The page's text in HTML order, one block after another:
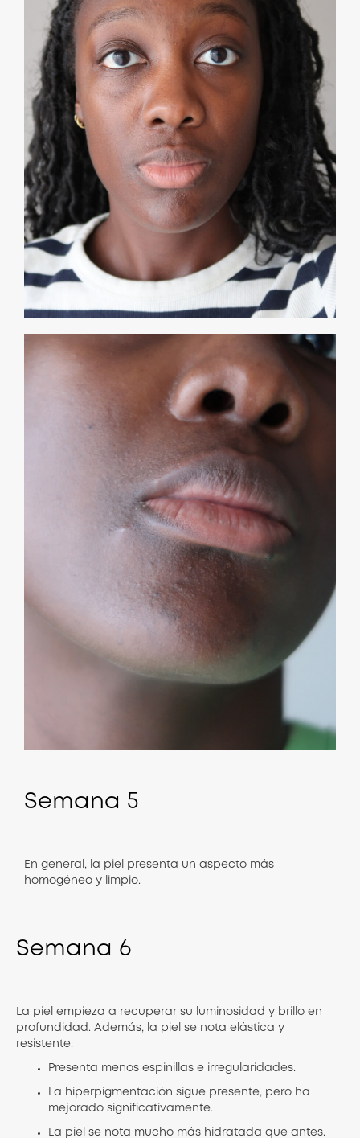
Semana 5
En general, la piel presenta un aspecto más
homogéneo y limpio.
Semana 6
La piel empieza a recuperar su luminosidad y brillo en
profundidad. Además, la piel se nota elástica y
resistente.
Presenta menos espinillas e irregularidades.
La hiperpigmentación sigue presente, pero ha
mejorado significativamente.
La piel se nota mucho más hidratada que antes.